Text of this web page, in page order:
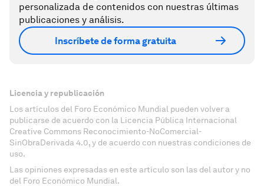
personalizada de contenidos con nuestras últimas
publicaciones y análisis.
Inscríbete de forma gratuita
Licencia y republicación
Los artículos del Foro Económico Mundial pueden volver a
publicarse de acuerdo con la Licencia Pública Internacional
Creative Commons Reconocimiento-NoComercial-
SinObraDerivada 4.0, y de acuerdo con nuestras condiciones de
uso.
Las opiniones expresadas en este artículo son las del autor y no
del Foro Económico Mundial.